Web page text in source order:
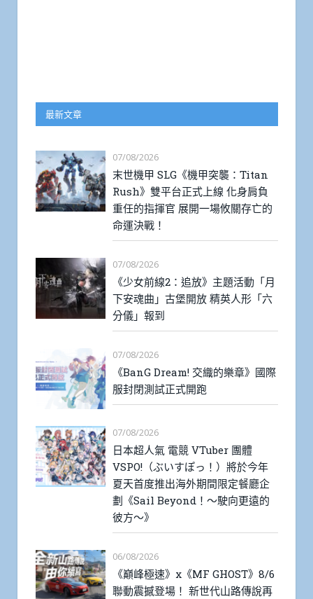
最新文章
07/08/2026
末世機甲 SLG《機甲突襲：Titan
Rush》雙平台正式上線 化身肩負
重任的指揮官 展開一場攸關存亡的
命運決戰！
07/08/2026
《少女前線2：追放》主題活動「月
下安魂曲」古堡開放 精英人形「六
分儀」報到
07/08/2026
《BanG Dream! 交織的樂章》國際
服封閉測試正式開跑
07/08/2026
日本超人氣 電競 VTuber 團體
VSPO!（ぶいすぽっ！）將於今年
夏天首度推出海外期間限定餐廳企
劃《Sail Beyond！～駛向更遠的
彼方～》
06/08/2026
《巔峰極速》x《MF GHOST》8/6
聯動震撼登場！ 新世代山路傳說再